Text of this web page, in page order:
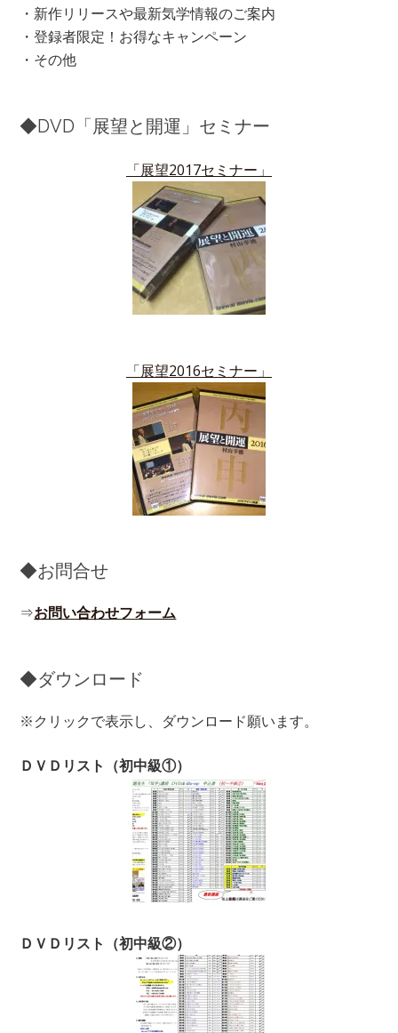
・新作リリースや最新気学情報のご案内
・登録者限定！お得なキャンペーン
・その他
◆DVD「展望と開運」セミナー
「展望2017セミナー」
「展望2016セミナー」
◆お問合せ
⇒お問い合わせフォーム
◆ダウンロード
※クリックで表示し、ダウンロード願います。
ＤＶＤリスト（初中級①）
ＤＶＤリスト（初中級②）